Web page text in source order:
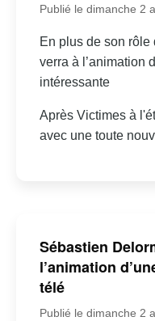
Publié le dimanche 2
En plus de son
verra à l’animation
intéressante
Après Victimes à
avec une toute
Sébastien
l’animation
télé
Publié le dimanche 2